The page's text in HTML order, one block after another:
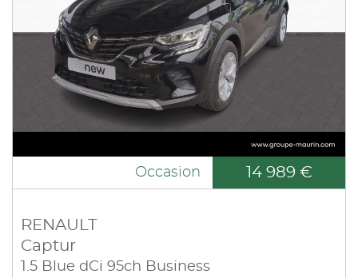
Occasion 14 989 €
RENAULT
Captur
1.5 Blue dCi 95ch Business